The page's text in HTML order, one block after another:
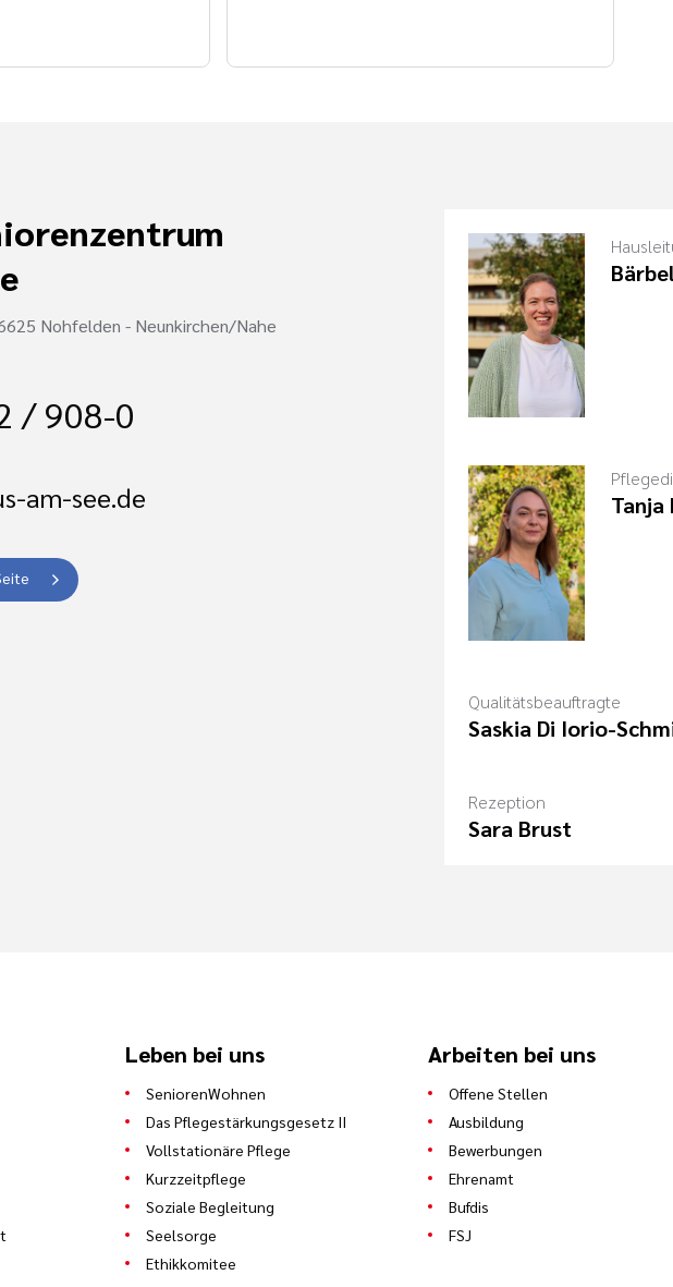
Nohfelden - Neunkirchen/Nahe
/ 908-0
am-see.de Tanja
Qualitätsbeauftragte
Saskia Di Iorio-
Rezeption
Sara Brust
Leben bei uns
SeniorenWohnen
Das Pflegestärkungsgesetz II
Vollstationäre Pflege
Kurzzeitpflege
Soziale Begleitung
Seelsorge
Ethikkomitee
Arbeiten bei uns
Offene Stellen
Ausbildung
Bewerbungen
Ehrenamt
Bufdis
FSJ